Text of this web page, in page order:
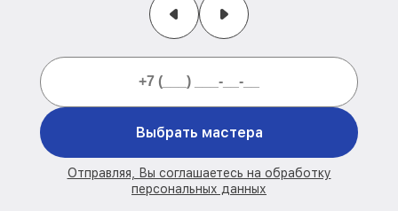
Выбрать мастера
Отправляя, Вы соглашаетесь на обработку
персональных данных